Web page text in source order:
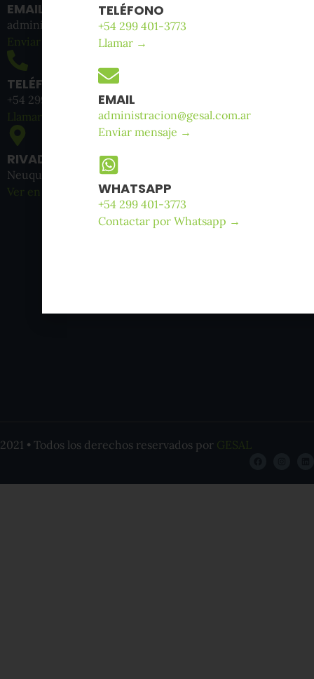
EMAIL
administracion@gesal.com.ar
Enviar mensaje →
TELÉFONO
+54 299 401-3773
Llamar →
RIVADAVIA 655
Neuquén Capital
Ver en mapa →
2021 • Todos los derechos reservados por GESAL
TELÉFONO
+54 299 401-3773
Llamar →
EMAIL
administracion@gesal.com.ar
Enviar mensaje →
WHATSAPP
+54 299 401-3773
Contactar por Whatsapp →